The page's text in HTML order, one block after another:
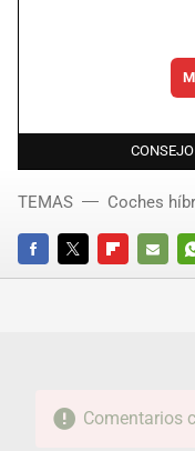
FACEBOOKTWITTERFLIPBOARD
E-
TEMAS Coches
Comentarios